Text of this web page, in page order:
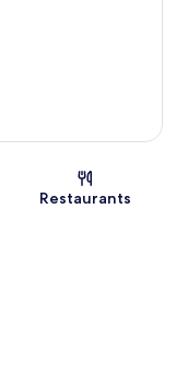
Restaurants